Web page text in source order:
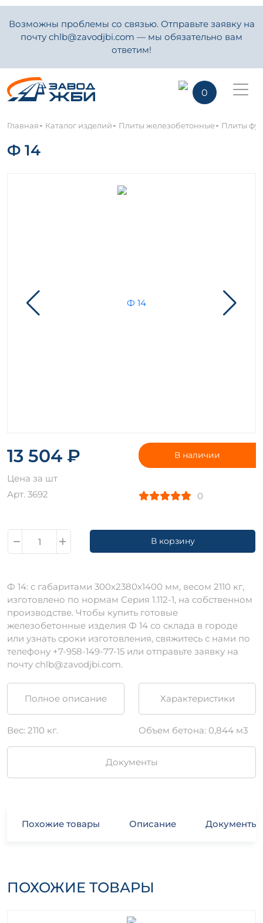
Возможны проблемы со связью. Отправьте заявку на
почту chlb@zavodjbi.com — мы обязательно вам
ответим!
0
Главная- Каталог изделий- Плиты железобетонные- Плиты
Ф 14
13 504 ₽
Цена за шт
Арт. 3692
В наличии
0
В корзину
Ф 14: c габаритами 300х2380х1400 мм, весом 2110 кг,
изготовлено по нормам Серия 1.112-1, на собственном
производстве. Чтобы купить готовые
железобетонные изделия Ф 14 со склада в городе
или узнать сроки изготовления, свяжитесь с нами по
телефону +7-958-149-77-15 или отправьте заявку на
почту chlb@zavodjbi.com.
Полное описание Характеристики
Вес: 2110 кг. Объем бетона: 0,844 м3
Документы
Похожие товары Описание Документы
ПОХОЖИЕ ТОВАРЫ